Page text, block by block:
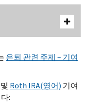
은퇴 관련 주제 – 기여
및 Roth IRA(영어) 기여
: